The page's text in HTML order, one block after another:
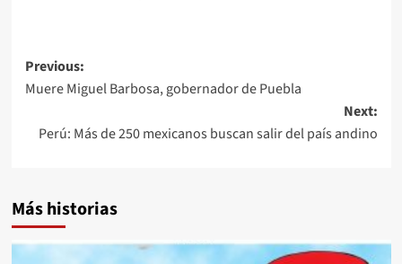
Post
navigation
Previous:
Muere Miguel Barbosa, gobernador de Puebla
Next:
Perú: Más de 250 mexicanos buscan salir del país andino
Más historias